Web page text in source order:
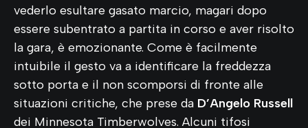
vederlo esultare gasato marcio, magari dopo
essere subentrato a partita in corso e aver risolto
la gara, è emozionante. Come è facilmente
intuibile il gesto va a identificare la freddezza
sotto porta e il non scomporsi di fronte alle
situazioni critiche, che prese da D’Angelo Russell
dei Minnesota Timberwolves. Alcuni tifosi